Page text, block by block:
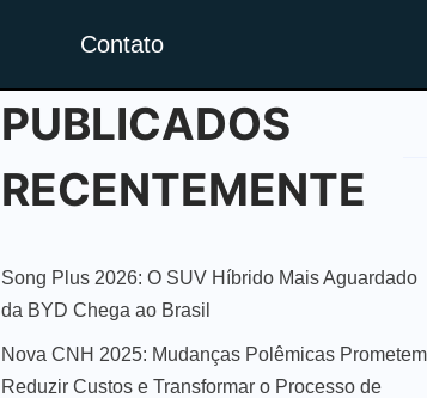
Contato
PUBLICADOS
RECENTEMENTE
Song Plus 2026: O SUV Híbrido Mais Aguardado
da BYD Chega ao Brasil
Nova CNH 2025: Mudanças Polêmicas Prometem
Reduzir Custos e Transformar o Processo de